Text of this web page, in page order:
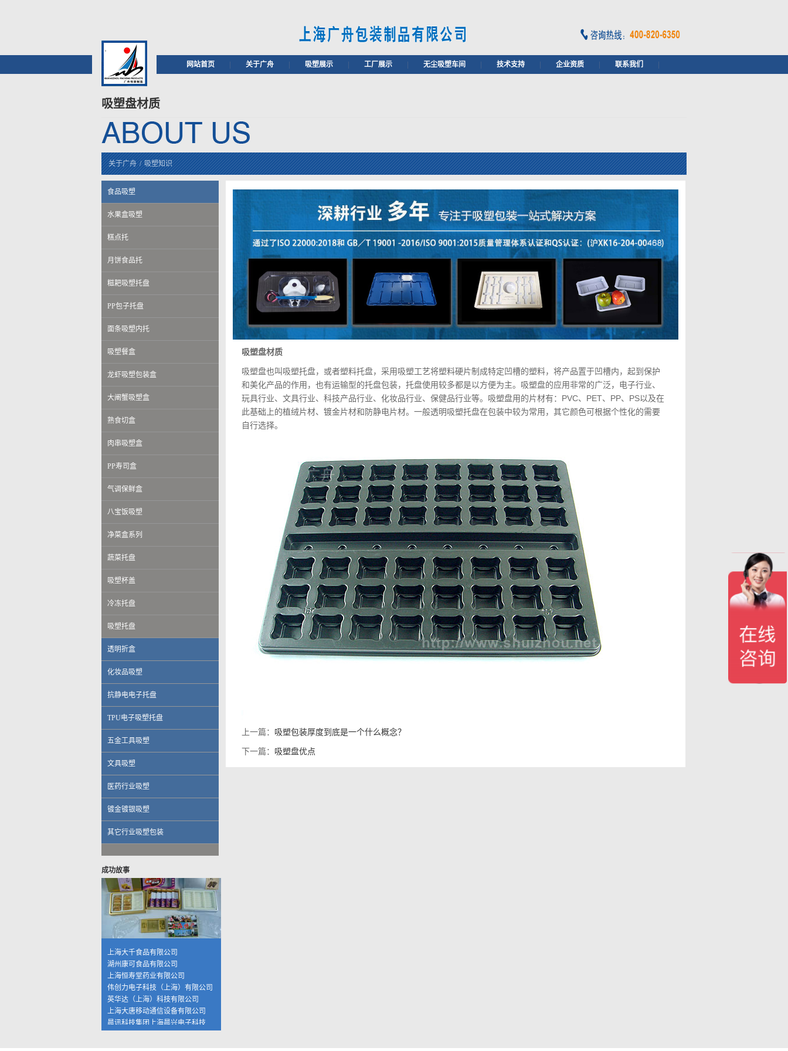
网站首页 关于广舟 吸塑展示 工厂展示 无尘吸塑车间 技术支持 企业资质 联系我们
吸塑盘材质
关于广舟 / 吸塑知识
食品吸塑
水果盒吸塑
糕点托
月饼食品托
糍耙吸塑托盘
PP包子托盘
面条吸塑内托
吸塑餐盒
龙虾吸塑包装盒
大阐蟹吸塑盒
熟食切盒
肉串吸塑盒
PP寿司盒
气调保鲜盒
八宝饭吸塑
净菜盒系列
蔬菜托盘
吸塑杯盖
冷冻托盘
吸塑托盘
透明折盒
化妆品吸塑
抗静电电子托盘
TPU电子吸塑托盘
五金工具吸塑
文具吸塑
医药行业吸塑
镀金镀银吸塑
其它行业吸塑包装
成功故事
伟创力电子科技（上海）有限公司
英华达（上海）科技有限公司
上海大唐移动通信设备有限公司
晨讯科技集团上海晨兴电子科技
资生堂集团上海华妮透明美容香皂
伽蓝集团上海欧格米兰化妆品厂
苏州黎姿化妆品有限公司
杭州珀莱雅控股股份有限公司
福兴工业（上海）有限公司
上海海茵数码科技有限公司
普天硕达科技（上海）有限公司
上海大千食品有限公司
湖州康可食品有限公司
上海恒寿堂药业有限公司
伟创力电子科技（上海）有限公司
英华达（上海）科技有限公司
上海大唐移动通信设备有限公司
晨讯科技集团上海晨兴电子科技
资生堂集团上海华妮透明美容香皂
吸塑盘材质
吸塑盘也叫吸塑托盘，或者塑料托盘，采用吸塑工艺将塑料硬片制成特定凹槽的塑料，将产品置于凹槽内，起到保护
和美化产品的作用，也有运输型的托盘包装，托盘使用较多都是以方便为主。吸塑盘的应用非常的广泛，电子行业、
玩具行业、文具行业、科技产品行业、化妆品行业、保健品行业等。吸塑盘用的片材有：PVC、PET、PP、PS以及在
此基础上的植绒片材、镀金片材和防静电片材。一般透明吸塑托盘在包装中较为常用，其它颜色可根据个性化的需要
自行选择。
上一篇： 吸塑包装厚度到底是一个什么概念？
下一篇： 吸塑盘优点